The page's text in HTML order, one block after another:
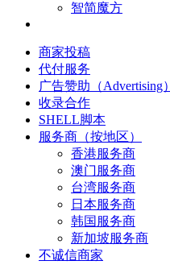
智简魔方
商家投稿
代付服务
广告赞助（Advertising）
收录合作
SHELL脚本
服务商（按地区）
香港服务商
澳门服务商
台湾服务商
日本服务商
韩国服务商
新加坡服务商
不诚信商家